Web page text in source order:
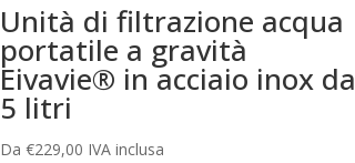
Unità di filtrazione acqua
portatile a gravità
Eivavie® in acciaio inox da
5 litri
Da €229,00 IVA inclusa